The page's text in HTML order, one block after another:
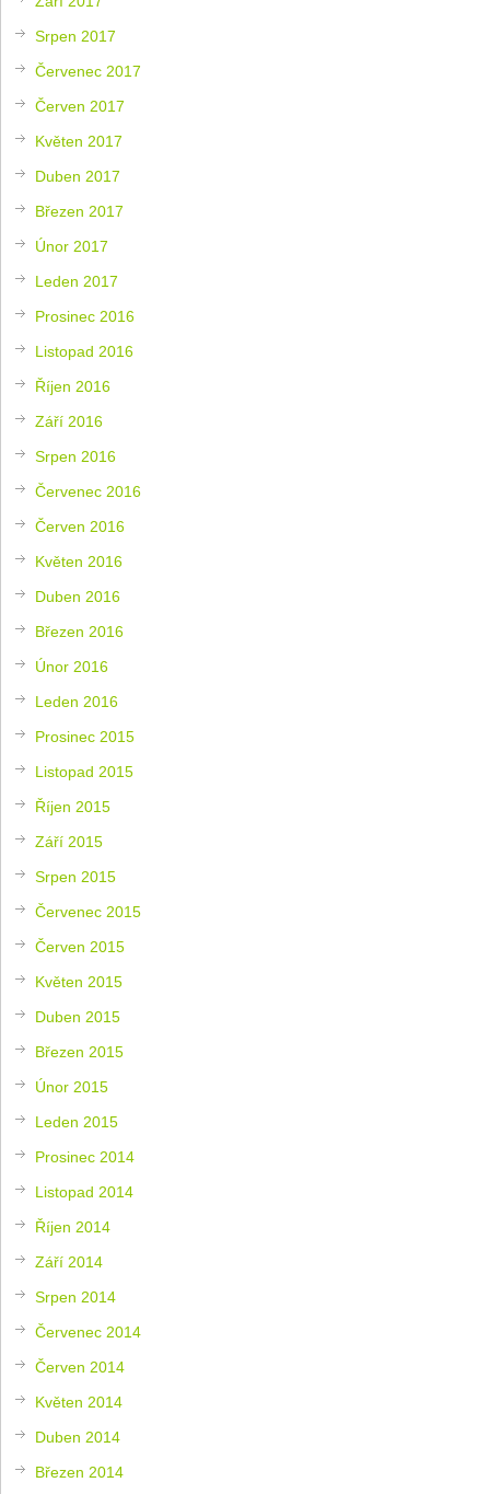
Srpen 2017
Červenec 2017
Červen 2017
Květen 2017
Duben 2017
Březen 2017
Únor 2017
Leden 2017
Prosinec 2016
Listopad 2016
Říjen 2016
Září 2016
Srpen 2016
Červenec 2016
Červen 2016
Květen 2016
Duben 2016
Březen 2016
Únor 2016
Leden 2016
Prosinec 2015
Listopad 2015
Říjen 2015
Září 2015
Srpen 2015
Červenec 2015
Červen 2015
Květen 2015
Duben 2015
Březen 2015
Únor 2015
Leden 2015
Prosinec 2014
Listopad 2014
Říjen 2014
Září 2014
Srpen 2014
Červenec 2014
Červen 2014
Květen 2014
Duben 2014
Březen 2014